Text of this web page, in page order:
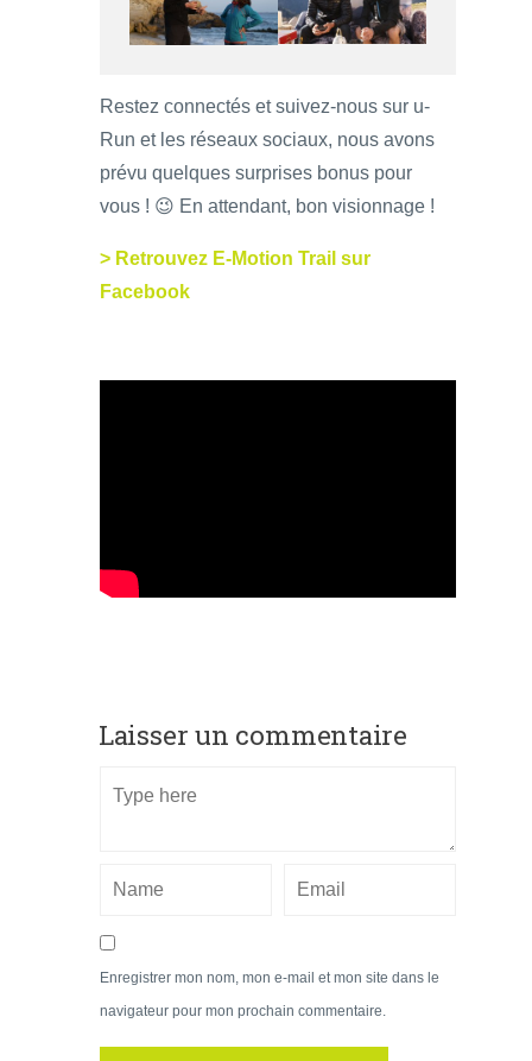
Restez connectés et suivez-nous sur u-
Run et les réseaux sociaux, nous avons
prévu quelques surprises bonus pour
vous ! 😉 En attendant, bon visionnage !
> Retrouvez E-Motion Trail sur
Facebook
Laisser un commentaire
Enregistrer mon nom, mon e-mail et mon site dans le
navigateur pour mon prochain commentaire.